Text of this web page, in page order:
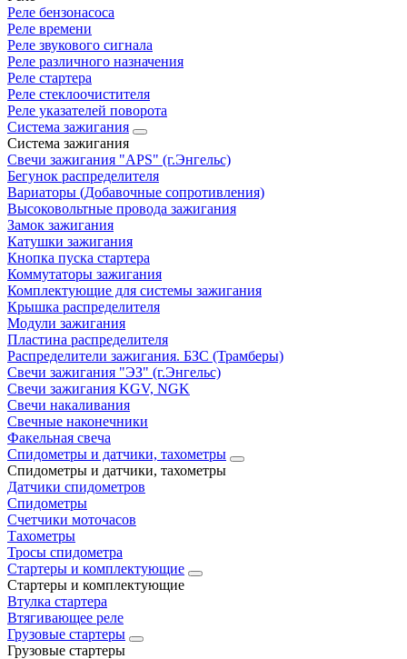
Реле бензонасоса
Реле времени
Реле звукового сигнала
Реле различного назначения
Реле стартера
Реле стеклоочистителя
Реле указателей поворота
Система зажигания
Система зажигания
Свечи зажигания "APS" (г.Энгельс)
Бегунок распределителя
Вариаторы (Добавочные сопротивления)
Высоковольтные провода зажигания
Замок зажигания
Катушки зажигания
Кнопка пуска стартера
Коммутаторы зажигания
Комплектующие для системы зажигания
Крышка распределителя
Модули зажигания
Пластина распределителя
Распределители зажигания. БЗС (Трамберы)
Свечи зажигания "ЭЗ" (г.Энгельс)
Свечи зажигания KGV, NGK
Свечи накаливания
Свечные наконечники
Факельная свеча
Спидометры и датчики, тахометры
Спидометры и датчики, тахометры
Датчики спидометров
Спидометры
Счетчики моточасов
Тахометры
Тросы спидометра
Стартеры и комплектующие
Стартеры и комплектующие
Втулка стартера
Втягивающее реле
Грузовые стартеры
Грузовые стартеры